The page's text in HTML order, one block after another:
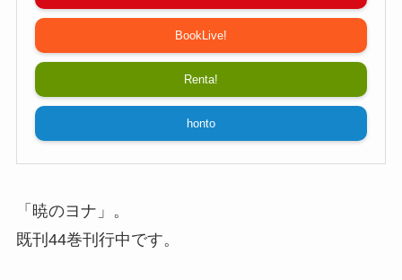
BookLive!
Renta!
honto
「暁のヨナ」。
既刊44巻刊行中です。